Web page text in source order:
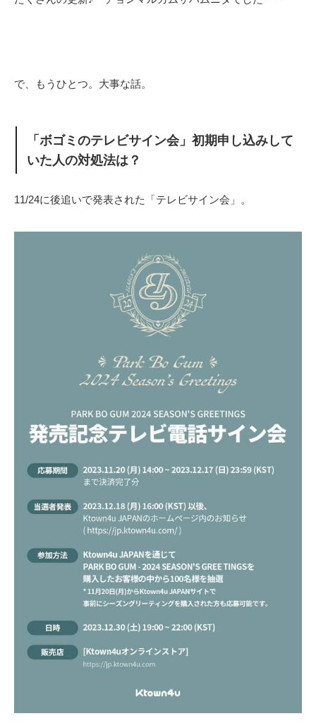
で、もうひとつ。大事な話。
「ボゴミのテレビサイン会」初期申し込みして
いた人の対処法は？
11/24に後追いで発表された「テレビサイン会」。